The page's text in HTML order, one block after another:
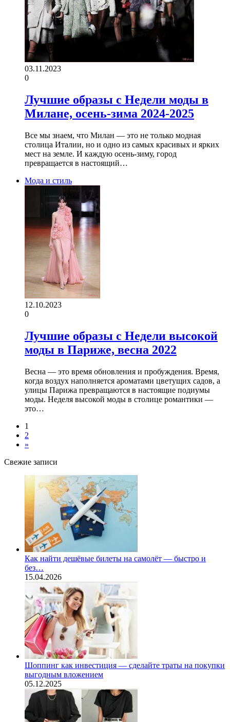
03.11.2023
0
Лучшие образы с Недели моды в
Милане, осень-зима 2024-2025
Все мы знаем, что Милан — это не только модная
столица Италии, но и одно из самых красивых и ярких
мест на земле. И каждую осень-зиму, город
превращается в настоящий…
Мода и стиль
12.10.2023
0
Лучшие образы с Недели высокой
моды в Париже, весна 2022
Весна — это время обновления и пробуждения. Время,
когда воздух наполняется ароматами цветущих садов, а
улицы Парижа превращаются в настоящие подиумы
моды. Неделя высокой моды в столице романтики —
это…
1
2
»
Свежие записи
Как найти дешёвые билеты на самолёт — быстро и
без…
15.04.2026
Шоппинг как инвестиция — сделайте траты на покупки
выгодным вложением
05.12.2025